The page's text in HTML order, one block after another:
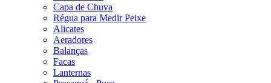
Capa de Chuva
Régua para Medir Peixe
Alicates
Aeradores
Balanças
Facas
Lanternas